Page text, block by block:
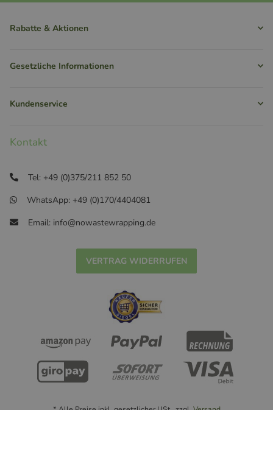
Rabatte & Aktionen
Gesetzliche Informationen
Kundenservice
Kontakt
Tel: +49 (0)375/211 852 50
WhatsApp: +49 (0)170/4404081
Email: info@nowastewrapping.de
VERTRAG WIDERRUFEN
* Alle Preise inkl. gesetzlicher USt., zzgl.Versand